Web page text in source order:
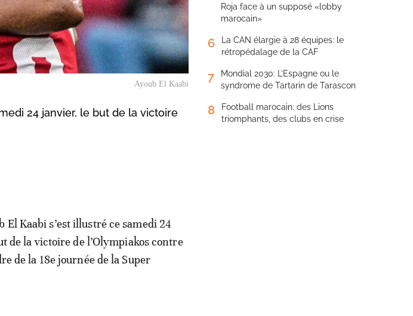
Ayoub El Kaabi
24 janvier, le but de la victoire
Kaabi s’est illustré ce samedi 24
de la victoire de l’Olympiakos contre
de la 18e journée de la Super
Roja face à un supposé «lobby
marocain»
6
La CAN élargie à 28 équipes: le
rétropédalage de la CAF
7
Mondial 2030: L’Espagne ou le
syndrome de Tartarin de Tarascon
8
Football marocain: des Lions
triomphants, des clubs en crise